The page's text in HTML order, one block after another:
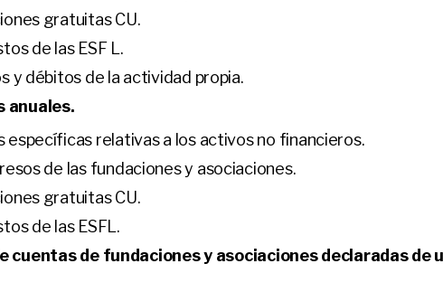
gratuitas CU.
de las ESF L.
y débitos de la actividad propia.
anuales.
específicas relativas a los activos no financieros.
de las fundaciones y asociaciones.
gratuitas CU.
de las ESFL.
cuentas de fundaciones y asociaciones declaradas de